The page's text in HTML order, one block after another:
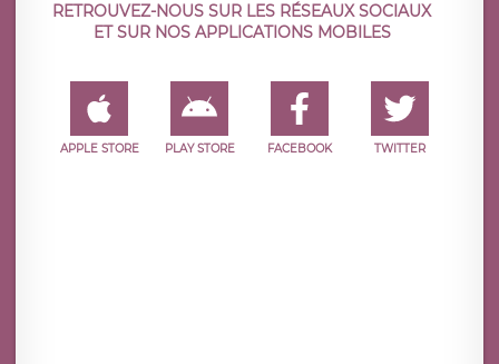
RETROUVEZ-NOUS SUR LES RÉSEAUX SOCIAUX
ET SUR NOS APPLICATIONS MOBILES
APPLE STORE PLAY STORE FACEBOOK TWITTER